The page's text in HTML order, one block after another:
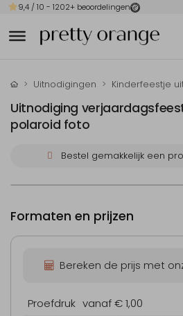
9,4 / 10 - 1202+ beoordelingen
Uitnodigingen Kinderfeestje
Uitnodiging
polaroid foto
Bestel gemakkelijk een
Formaten en prijzen
Bereken de prijs met
Proefdruk vanaf € 1,00